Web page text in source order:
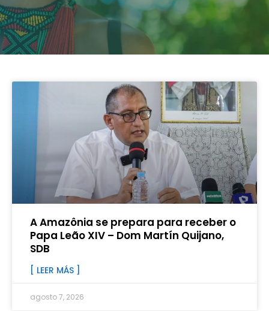
A Amazônia se prepara para receber o
Papa Leão XIV – Dom Martín Quijano,
SDB
[ LEER MÁS ]
agosto 7, 2026